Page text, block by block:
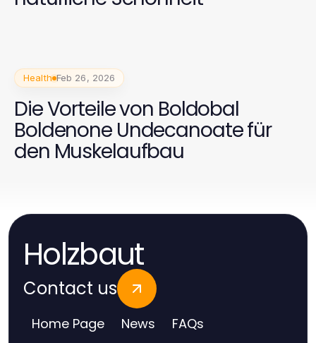
Health Feb 26, 2026
Die Vorteile von Boldobal
Boldenone Undecanoate für
den Muskelaufbau
Holzbaut
Contact us
Home Page News FAQs